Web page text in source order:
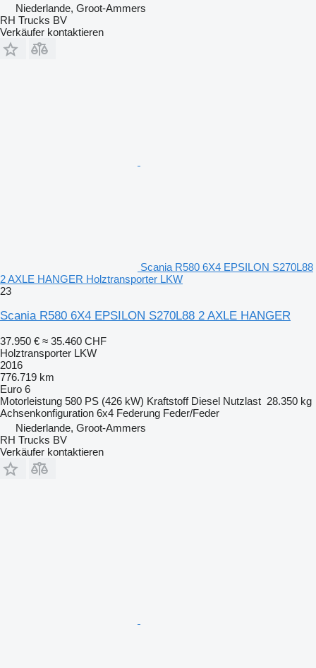
Niederlande, Groot-Ammers
RH Trucks BV
Verkäufer kontaktieren
Scania R580 6X4 EPSILON S270L88
2 AXLE HANGER Holztransporter LKW
23
Scania R580 6X4 EPSILON S270L88 2 AXLE HANGER
37.950 € ≈ 35.460 CHF
Holztransporter LKW
2016
776.719 km
Euro 6
Motorleistung 580 PS (426 kW) Kraftstoff Diesel Nutzlast 28.350 kg
Achsenkonfiguration 6x4 Federung Feder/Feder
Niederlande, Groot-Ammers
RH Trucks BV
Verkäufer kontaktieren